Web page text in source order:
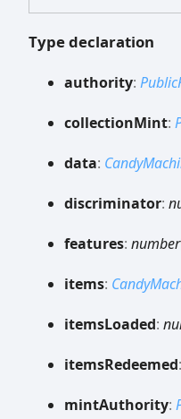
Type declaration
authority:
collectionMint:
data:
discriminator:
features: number
items:
itemsLoaded:
itemsRedeemed:
mintAuthority: